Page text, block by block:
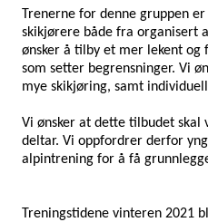
Trenerne for denne gruppen
skikjørere både fra organisert
ønsker å tilby et mer lekent
som setter begrensninger. Vi
mye skikjøring, samt
Vi ønsker at dette tilbudet
deltar. Vi oppfordrer derfor
alpintrening for å få
Treningstidene vinteren 2021